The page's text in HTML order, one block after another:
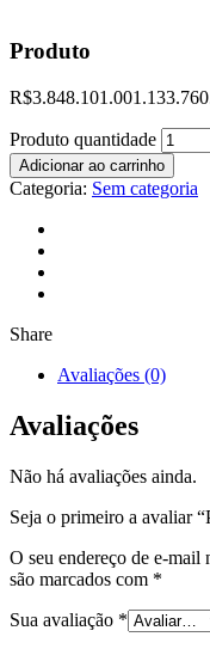
Produto
R$
Produto quantidade
Adicionar ao carrinho
Categoria: Sem categoria
Share
Avaliações (0)
Avaliações
Não há avaliações ainda.
Seja o primeiro a avaliar
O seu endereço de e-mail
são marcados com *
Sua avaliação *